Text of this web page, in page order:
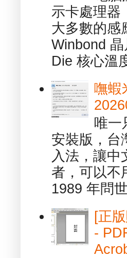
示卡處理器
大多數的感
Winbond
Die 核心溫
嘸蝦
唯一
安裝版，台
入法，讓中
者，可以不
1989 年問
[正
-